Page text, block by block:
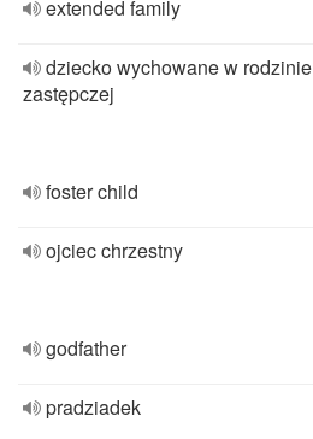
extended family
dziecko wychowane w rodzinie
zastępczej
foster child
ojciec chrzestny
godfather
pradziadek